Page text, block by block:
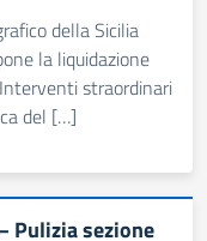
della Sicilia
la liquidazione
straordinari
del […]
Pulizia sezione